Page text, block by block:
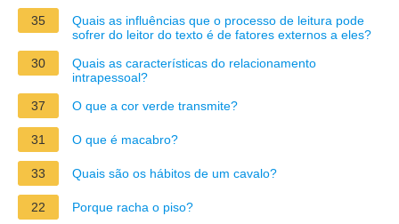
35
Quais as influências que o processo de leitura pode
sofrer do leitor do texto é de fatores externos a eles?
30
Quais as características do relacionamento
intrapessoal?
37
O que a cor verde transmite?
31 O que é macabro?
33 Quais são os hábitos de um cavalo?
22 Porque racha o piso?